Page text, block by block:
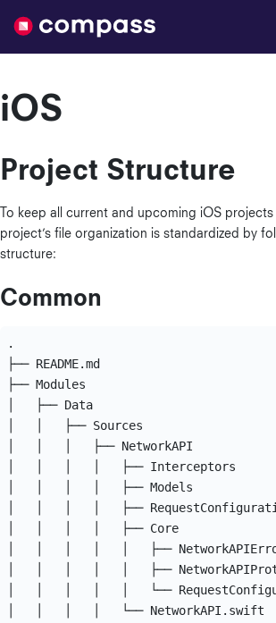
Nimble
iOS
Project Structure
To keep all current and upcoming iOS
project’s file organization is standardized by
structure:
Common
.
├── README.md
├── Modules
│   ├── Data
│   │   ├── Sources
│   │   │   ├── NetworkAPI
│   │   │   │   ├── Interceptors
│   │   │   │   ├── Models
│   │   │   │   ├──
│   │   │   │   ├── Core
│   │   │   │   │   ├──
│   │   │   │   │   ├──
│   │   │   │   │   └──
│   │   │   │   └── NetworkAPI.swift